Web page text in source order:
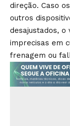
direção. Caso
outros
desajustados,
imprecisas em
frenagem ou